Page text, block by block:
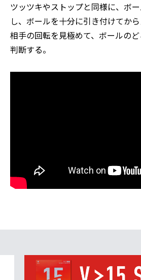
ツッツキやストップと同様に、ボ
し、ボールを十分に引き付けてから
相手の回転を見極めて、ボールの
判断する。